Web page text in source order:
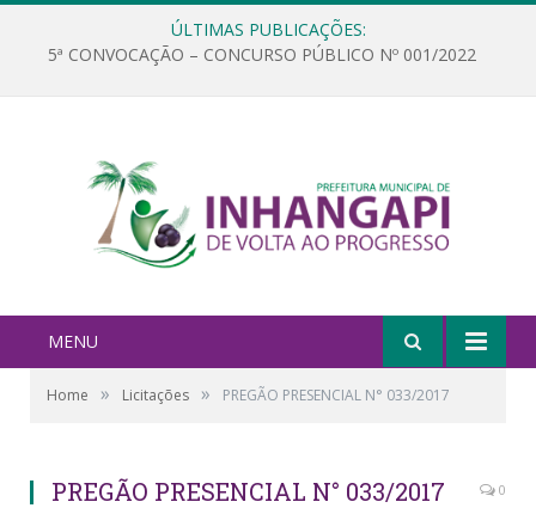
ÚLTIMAS PUBLICAÇÕES:
5ª CONVOCAÇÃO – CONCURSO PÚBLICO Nº 001/2022
MENU
Home » Licitações » PREGÃO PRESENCIAL N° 033/2017
PREGÃO PRESENCIAL N° 033/2017 0